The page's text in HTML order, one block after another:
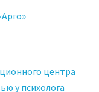
центра
у психолога